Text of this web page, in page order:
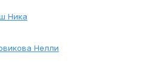
Ника
Нелли